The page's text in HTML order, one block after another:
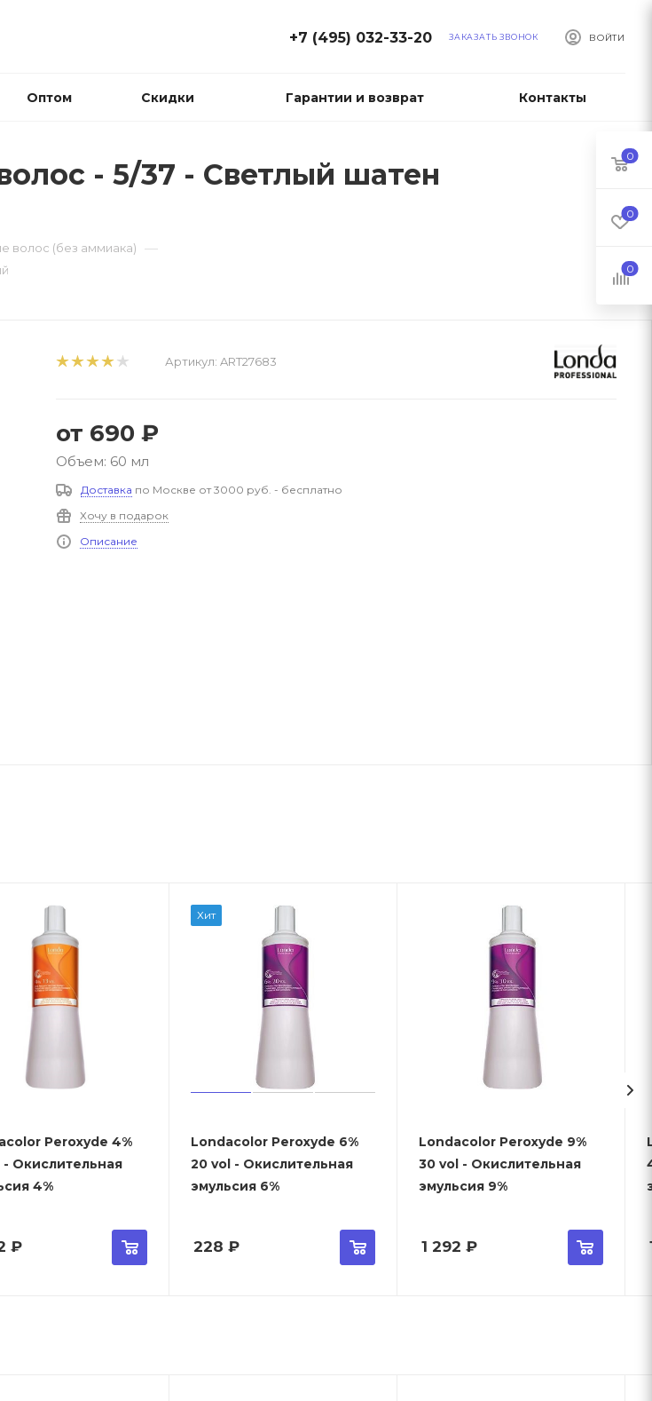
ВОЙТИ
+7 (495) 032-33-20 ЗАКАЗАТЬ ЗВОНОК
Оптом Скидки Гарантии и возврат Контакты
- 5/37 - Светлый шатен
волос (без аммиака) —
Артикул: ART27683
от 690 ₽
Объем: 60 мл
Доставка по Москве от 3000 руб. - бесплатно
Хочу в подарок
Описание
Peroxyde 4%
- Окислительная
эмульсия 4%
₽
Хит
Londacolor Peroxyde 6%
20 vol - Окислительная
эмульсия 6%
228 ₽
Londacolor Peroxyde 9%
30 vol - Окислительная
эмульсия 9%
1 292 ₽
0
0
0